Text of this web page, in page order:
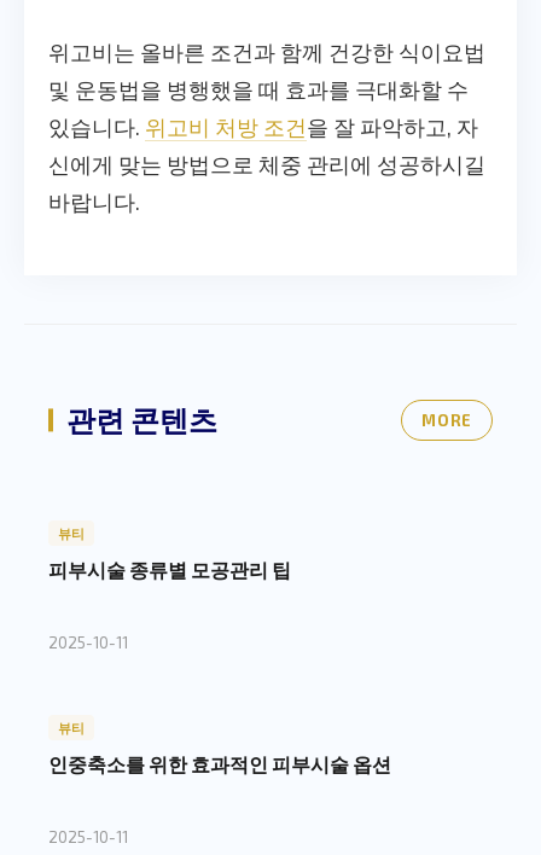
위고비는 올바른 조건과 함께 건강한 식이요법
및 운동법을 병행했을 때 효과를 극대화할 수
있습니다. 위고비 처방 조건을 잘 파악하고, 자
신에게 맞는 방법으로 체중 관리에 성공하시길
바랍니다.
관련 콘텐츠 MORE
뷰티
피부시술 종류별 모공관리 팁
2025-10-11
뷰티
인중축소를 위한 효과적인 피부시술 옵션
2025-10-11